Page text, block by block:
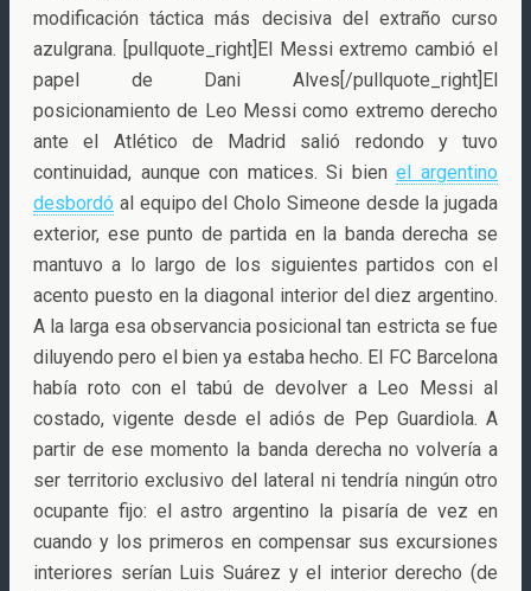
modificación táctica más decisiva del extraño curso
azulgrana. [pullquote_right]El Messi extremo cambió el
papel de Dani Alves[/pullquote_right]El
posicionamiento de Leo Messi como extremo derecho
ante el Atlético de Madrid salió redondo y tuvo
continuidad, aunque con matices. Si bienel argentino
desbordó al equipo del Cholo Simeone desde la jugada
exterior, ese punto de partida en la banda derecha se
mantuvo a lo largo de los siguientes partidos con el
acento puesto en la diagonal interior del diez argentino.
A la larga esa observancia posicional tan estricta se fue
diluyendo pero el bien ya estaba hecho. El FC Barcelona
había roto con el tabú de devolver a Leo Messi al
costado, vigente desde el adiós de Pep Guardiola. A
partir de ese momento la banda derecha no volvería a
ser territorio exclusivo del lateral ni tendría ningún otro
ocupante fijo: el astro argentino la pisaría de vez en
cuando y los primeros en compensar sus excursiones
interiores serían Luis Suárez y el interior derecho (de